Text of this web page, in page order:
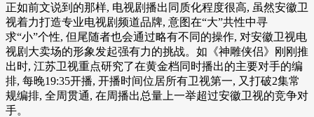
正如前文说到的那样, 电视剧播出同质化程度很高, 虽然安徽卫
视着力打造专业电视剧频道品牌, 意图在“大”共性中寻
求“小”个性, 但尾随者也会通过略有不同的操作, 对安徽卫视电
视剧大卖场的形象发起强有力的挑战。如《神雕侠侣》刚刚推
出时, 江苏卫视重点研究了在黄金档同时播出的主要对手的编
排, 每晚19:35开播, 开播时间位居所有卫视第一, 又打破2集常
规编排, 全周贯通, 在周播出总量上一举超过安徽卫视的竞争对
手。